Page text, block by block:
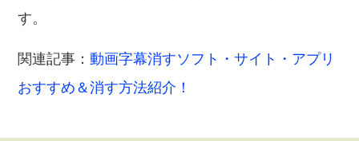
す。
関連記事：動画字幕消すソフト・サイト・アプリ
おすすめ＆消す方法紹介！